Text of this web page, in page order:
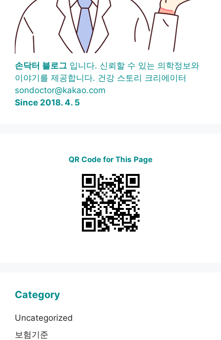
손닥터 블로그 입니다. 신뢰할 수 있는 의학정보와
이야기를 제공합니다. 건강 스토리 크리에이터
sondoctor@kakao.com
Since 2018. 4. 5
QR Code for This Page
Category
Uncategorized
보험기준